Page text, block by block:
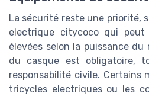
La sécurité reste une priorité,
electrique citycoco qui
élevées selon la puissance
du casque est obligatoire,
responsabilité civile. Certains
tricycles electriques ou les